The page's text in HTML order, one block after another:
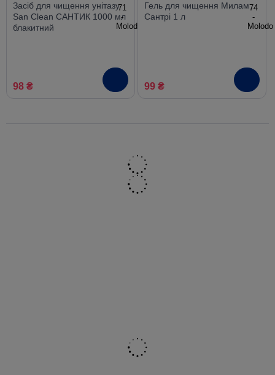
Засіб для чищення унітазу
San Clean САНТИК 1000 мл
блакитний
98 ₴
Гель для чищення Милам
Сантрі 1 л
99 ₴